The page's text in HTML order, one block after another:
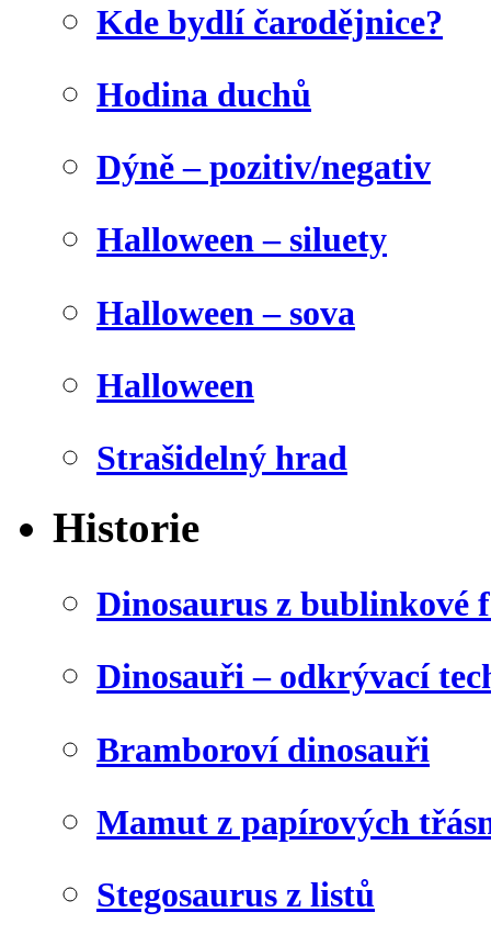
Kde bydlí čarodějnice?
Hodina duchů
Dýně – pozitiv/negativ
Halloween – siluety
Halloween – sova
Halloween
Strašidelný hrad
Historie
Dinosaurus z bublinkové
Dinosauři – odkrývací
Bramboroví dinosauři
Mamut z papírových
Stegosaurus z listů